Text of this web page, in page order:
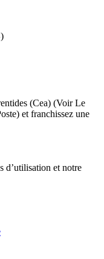
(Cea) (Voir Le
et franchissez une
d’utilisation et notre